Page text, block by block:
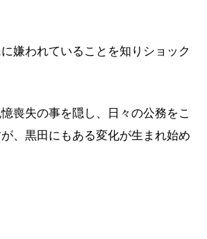
嫌われていることを知りショック
喪失の事を隠し、日々の公務をこ
、黒田にもある変化が生まれ始め